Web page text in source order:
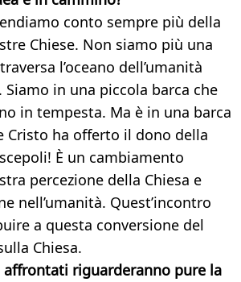
conto sempre più della
Chiese. Non siamo più una
l’oceano dell’umanità
Siamo in una piccola barca che
in tempesta. Ma è in una barca
Cristo ha offerto il dono della
È un cambiamento
percezione della Chiesa e
nell’umanità. Quest’incontro
a questa conversione del
Chiesa.
affrontati riguarderanno pure la